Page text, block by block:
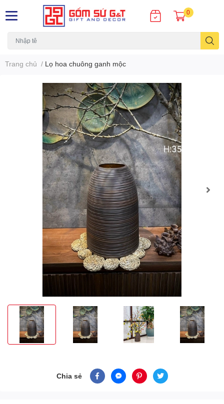
0
Trang chủ / Lọ hoa chuông ganh mộc
Chia sẻ